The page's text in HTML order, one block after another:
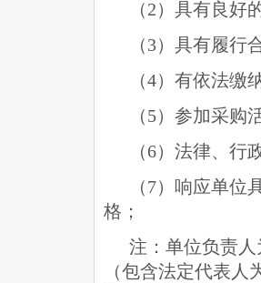
（2）具有良好
（3）具有履行
（4）有依法缴
（5）参加采购
（6）法律、行
（7） 响应单位
格 ；
注：单位负责
（包含法定代表